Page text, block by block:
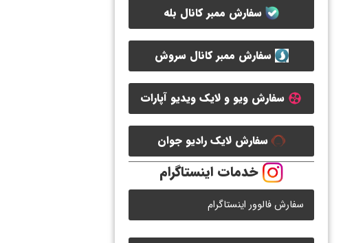
سفارش ممبر کانال بله
سفارش ممبر کانال سروش
سفارش ویو و لایک ویدیو آپارات
سفارش لایک رادیو جوان
خدمات اینستاگرام
سفارش فالوور اینستاگرام